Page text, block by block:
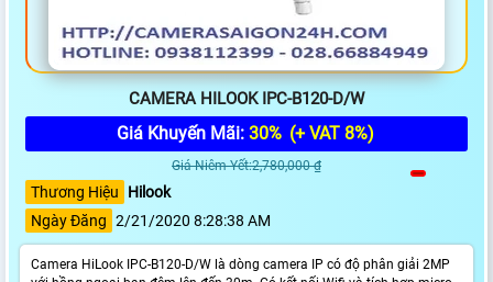
CAMERA HILOOK IPC-B120-D/W
Giá Khuyến Mãi: 30% (+ VAT 8%)
Giá Niêm Yết:2,780,000 ₫
Thương Hiệu
Hilook
Ngày Đăng 2/21/2020 8:28:38 AM
Camera HiLook IPC-B120-D/W là dòng camera IP có độ phân giải 2MP